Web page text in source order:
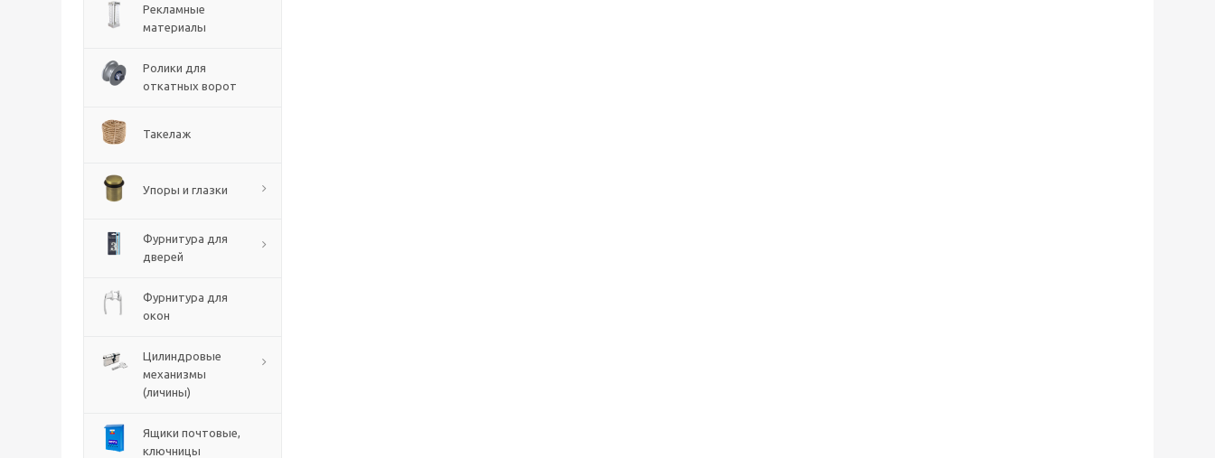
Рекламные
материалы
Ролики для
откатных ворот
Такелаж
Упоры и глазки
Фурнитура для
дверей
Фурнитура для
окон
Цилиндровые
механизмы
(личины)
Ящики почтовые,
ключницы